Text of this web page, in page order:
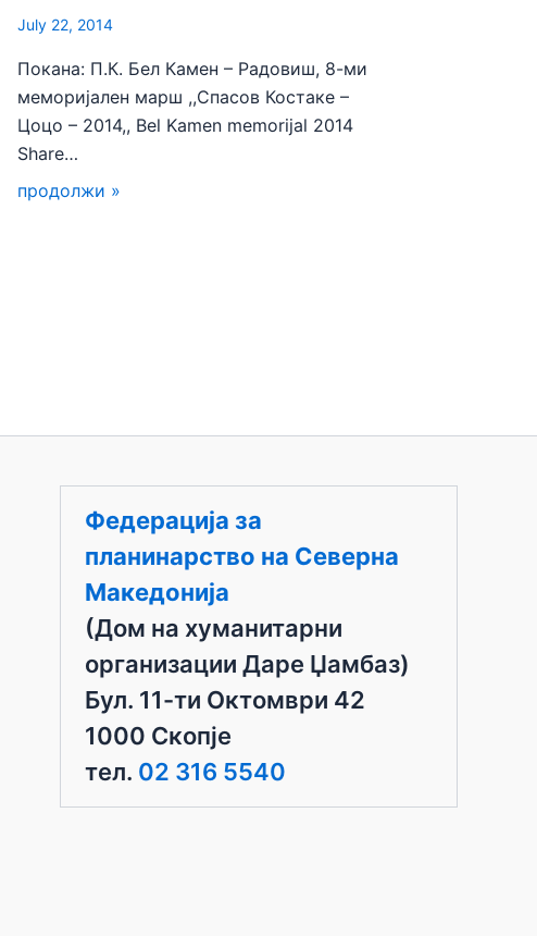
July 22, 2014
Покана: П.К. Бел Камен – Радовиш, 8-ми
меморијален марш ,,Спасов Костаке –
Цоцо – 2014,, Bel Kamen memorijal 2014
Share…
продолжи »
Федерација за
планинарство на Северна
Македонија
(Дом на хуманитарни
организации Даре Џамбаз)
Бул. 11-ти Октомври 42
1000 Скопје
тел. 02 316 5540